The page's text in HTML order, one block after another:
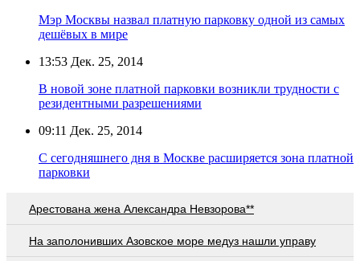
Мэр Москвы назвал платную парковку одной из самых
дешёвых в мире
13:53 Дек. 25, 2014
В новой зоне платной парковки возникли трудности с
резидентными разрешениями
09:11 Дек. 25, 2014
С сегодняшнего дня в Москве расширяется зона платной
парковки
Арестована жена Александра Невзорова**
На заполонивших Азовское море медуз нашли управу